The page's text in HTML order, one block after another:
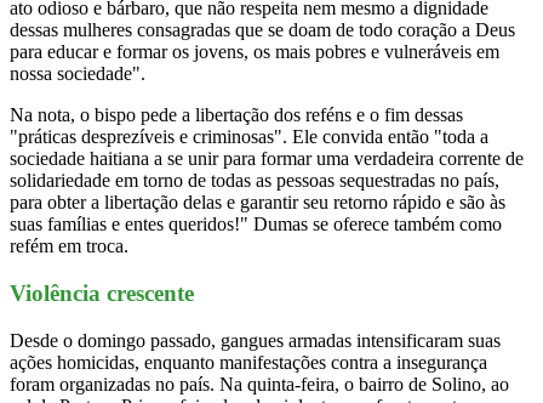
ato odioso e bárbaro, que não respeita nem mesmo a dignidade
dessas mulheres consagradas que se doam de todo coração a Deus
para educar e formar os jovens, os mais pobres e vulneráveis em
nossa sociedade".
Na nota, o bispo pede a libertação dos reféns e o fim dessas
"práticas desprezíveis e criminosas". Ele convida então "toda a
sociedade haitiana a se unir para formar uma verdadeira corrente de
solidariedade em torno de todas as pessoas sequestradas no país,
para obter a libertação delas e garantir seu retorno rápido e são às
suas famílias e entes queridos!" Dumas se oferece também como
refém em troca.
Violência crescente
Desde o domingo passado, gangues armadas intensificaram suas
ações homicidas, enquanto manifestações contra a insegurança
foram organizadas no país. Na quinta-feira, o bairro de Solino, ao